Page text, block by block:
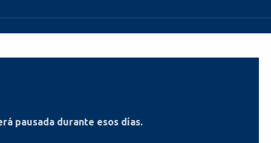
pausada durante esos días.